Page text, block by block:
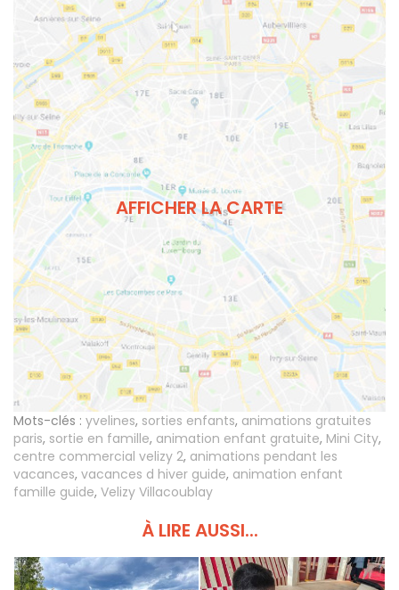
AFFICHER LA CARTE
Mots-clés : yvelines, sorties enfants, animations gratuites
paris, sortie en famille, animation enfant gratuite, Mini City,
centre commercial velizy 2, animations pendant les
vacances, vacances d hiver guide, animation enfant
famille guide, Velizy Villacoublay
À LIRE AUSSI...